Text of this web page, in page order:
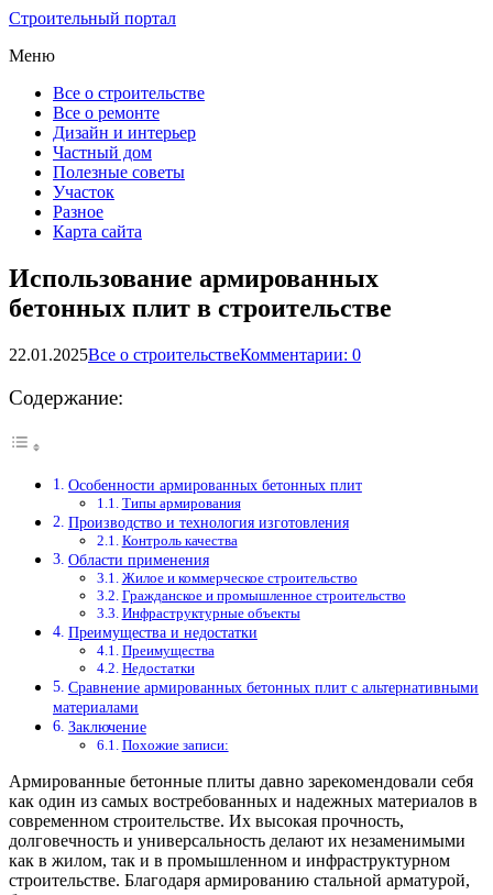
Строительный портал
Меню
Все о строительстве
Все о ремонте
Дизайн и интерьер
Частный дом
Полезные советы
Участок
Разное
Карта сайта
Использование армированных
бетонных плит в строительстве
22.01.2025Все о строительствеКомментарии: 0
Содержание:
Особенности армированных бетонных плит
Типы армирования
Производство и технология изготовления
Контроль качества
Области применения
Жилое и коммерческое строительство
Гражданское и промышленное строительство
Инфраструктурные объекты
Преимущества и недостатки
Преимущества
Недостатки
Сравнение армированных бетонных плит с альтернативными
материалами
Заключение
Похожие записи:
Армированные бетонные плиты давно зарекомендовали себя
как один из самых востребованных и надежных материалов в
современном строительстве. Их высокая прочность,
долговечность и универсальность делают их незаменимыми
как в жилом, так и в промышленном и инфраструктурном
строительстве. Благодаря армированию стальной арматурой,